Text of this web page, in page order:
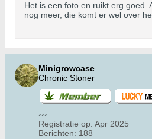
Het is een foto en ruikt erg goed.
nog meer, die komt er wel over
Minigrowcase
Chronic Stoner
Registratie op: Apr 2025
Berichten: 188